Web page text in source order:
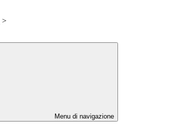
>
Menu di navigazione